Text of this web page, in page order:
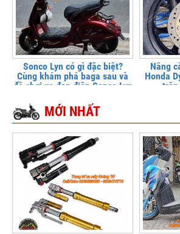
Sonco Lyn có gì đặc biệt?
Cùng khám phá baga sau và
đồ chơi xe đạp điện Sonco Lyn
Nâng
Honda
trên
MỚI NHẤT